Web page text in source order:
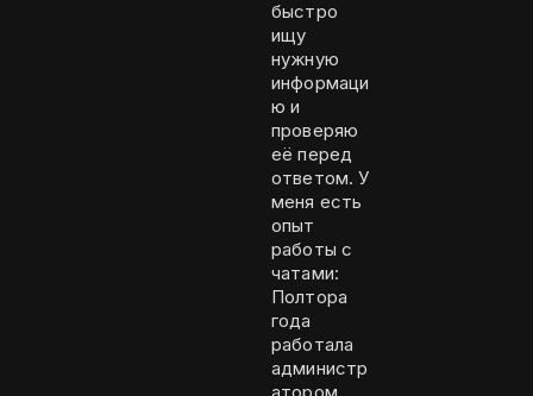
быстро
ищу
нужную
информаци
ю и
проверяю
её перед
ответом. У
меня есть
опыт
работы с
чатами:
Полтора
года
работала
администр